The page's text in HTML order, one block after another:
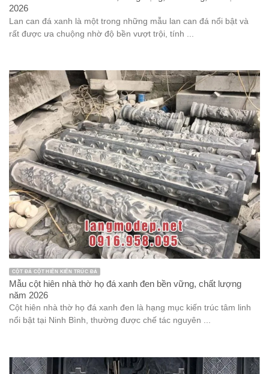
2026
Lan can đá xanh là một trong những mẫu lan can đá nổi bật và
rất được ưa chuộng nhờ độ bền vượt trội, tính ...
CỘT ĐÁ CỘT HIÊN KIẾN TRÚC ĐÁ
Mẫu cột hiên nhà thờ họ đá xanh đen bền vững, chất lượng
năm 2026
Cột hiên nhà thờ họ đá xanh đen là hạng mục kiến trúc tâm linh
nổi bật tại Ninh Bình, thường được chế tác nguyên ...